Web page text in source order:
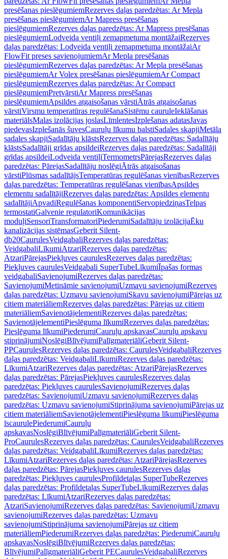
presēšanas pieslēgumiemRezerves daļas paredzētas: Ar Mepla
presēšanas pieslēgumiemAr Mapress presēšanas
pieslēgumiemRezerves daļas paredzētas: Ar Mapress presēšanas
pieslēgumiemLodveida ventiļi zemapmetuma montāžaiRezerves
daļas paredzētas: Lodveida ventiļi zemapmetuma montāžaiAr
FlowFit preses savienojumiemAr Mepla presēšanas
pieslēgumiemRezerves daļas paredzētas: Ar Mepla presēšanas
pieslēgumiemAr Volex presēšanas pieslēgumiemAr Compact
pieslēgumiemRezerves daļas paredzētas: Ar Compact
pieslēgumiemPretvārstiAr Mapress presēšanas
pieslēgumiemApsildes atgaisošanas vārstiĀtrās atgaisošanas
vārstiVirsmu temperatūras regulēšanaSistēmu cauruleIeklāšanas
materiālsMalas izolācijas joslasLīmlentesIzplešanas adatasJavas
piedevasIzplešanās šuvesCauruļu līkumu balstiSadales skapjiMetāla
sadales skapjiSadalītāju klāstsRezerves daļas paredzētas: Sadalītāju
klāstsSadalītāji grīdas apsildeiRezerves daļas paredzētas: Sadalītāji
grīdas apsildeiLodveida ventiļiTermometrsPārejasRezerves daļas
paredzētas: PārejasSadalītāju noslēgiĀtrās atgaisošanas
vārstiPlūsmas sadalītājsTemperatūras regulēšanas vienībasRezerves
daļas paredzētas: Temperatūras regulēšanas vienībasApsildes
elementu sadalītājiRezerves daļas paredzētas: Apsildes elementu
sadalītājiApvadiRegulēšanas komponentiServopiedziņasTelpas
termostatiGalvenie regulatoriKomunikācijas
moduļiSensoriTransformatoriPiederumiSadalītāju izolācijaĒku
kanalizācijas sistēmasGeberit Silent-
db20CaurulesVeidgabaliRezerves daļas paredzētas:
VeidgabaliLīkumiAtzariRezerves daļas paredzētas:
AtzariPārejasPiekļuves caurulesRezerves daļas paredzētas:
Piekļuves caurulesVeidgabali SuperTubeLīkumiĪpašas formas
veidgabaliSavienojumiRezerves daļas paredzētas:
SavienojumiMetināmie savienojumiUzmavu savienojumiRezerves
daļas paredzētas: Uzmavu savienojumiSkavu savienojumiPārejas uz
citiem materiāliemRezerves daļas paredzētas: Pārejas uz citiem
materiāliemSavienotājelementiRezerves daļas paredzētas:
SavienotājelementiPieslēguma līkumiRezerves daļas paredzētas:
Pieslēguma līkumiPiederumiCauruļu apskavasCauruļu apskavu
stiprinājumiNoslēgiBlīvējumiPalīgmateriāliGeberit Silent-
PPCaurulesRezerves daļas paredzētas: CaurulesVeidgabaliRezerves
daļas paredzētas: VeidgabaliLīkumiRezerves daļas paredzētas:
LīkumiAtzariRezerves daļas paredzētas: AtzariPārejasRezerves
daļas paredzētas: PārejasPiekļuves caurulesRezerves daļas
paredzētas: Piekļuves caurulesSavienojumiRezerves daļas
paredzētas: SavienojumiUzmavu savienojumiRezerves daļas
paredzētas: Uzmavu savienojumiStiprinājuma savienojumiPārejas uz
citiem materiāliemSavienotājelementiPieslēguma līkumiPieslēguma
īscaurulePiederumiCauruļu
apskavasNoslēgiBlīvējumiPalīgmateriāliGeberit Silent-
ProCaurulesRezerves daļas paredzētas: CaurulesVeidgabaliRezerves
daļas paredzētas: VeidgabaliLīkumiRezerves daļas paredzētas:
LīkumiAtzariRezerves daļas paredzētas: AtzariPārejasRezerves
daļas paredzētas: PārejasPiekļuves caurulesRezerves daļas
paredzētas: Piekļuves caurulesProfildetaļas SuperTubeRezerves
daļas paredzētas: Profildetaļas SuperTubeLīkumiRezerves daļas
paredzētas: LīkumiAtzariRezerves daļas paredzētas:
AtzariSavienojumiRezerves daļas paredzētas: SavienojumiUzmavu
savienojumiRezerves daļas paredzētas: Uzmavu
savienojumiStiprinājuma savienojumiPārejas uz citiem
materiāliemPiederumiRezerves daļas paredzētas: PiederumiCauruļu
apskavasNoslēgiBlīvējumiRezerves daļas paredzētas:
BlīvējumiPalīgmateriāliGeberit PECaurulesVeidgabaliRezerves